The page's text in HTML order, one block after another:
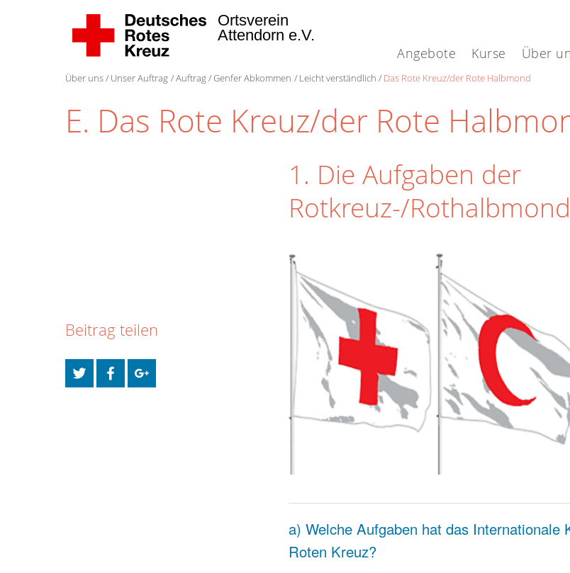
Angebote Kurse Über
Ortsverein
Attendorn e.V.
Über uns Unser Auftrag Auftrag Genfer Abkommen Leicht verständlich Das Rote Kreuz/der Rote Halbmond
E. Das Rote Kreuz/der Rote
1. Die Aufgaben der
Rotkreuz-/
a) Welche Aufgaben hat das Internationale
Roten Kreuz?
Beitrag teilen